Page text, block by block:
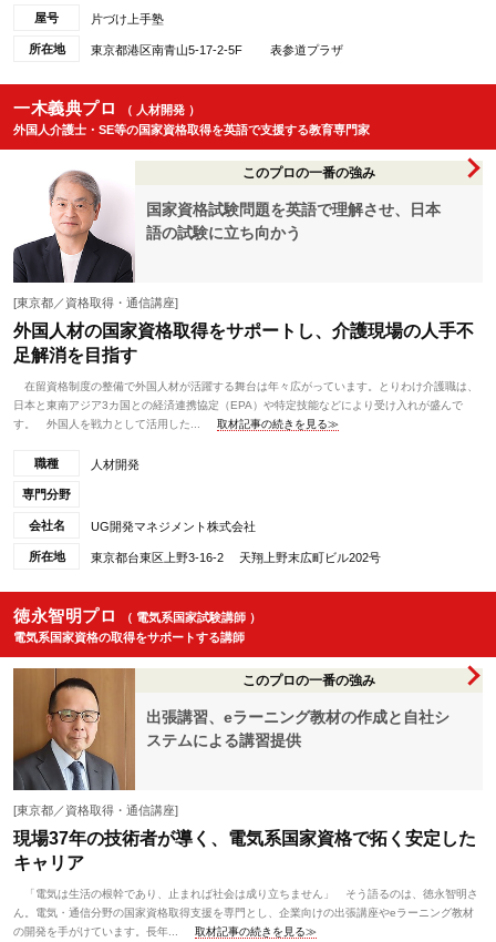
屋号
片づけ上手塾
所在地 東京都港区南青山5-17-2-5F 表参道プラザ
一木義典プロ
（ 人材開発 ）
外国人介護士・SE等の国家資格取得を英語で支援する教育専門家
このプロの一番の強み
国家資格試験問題を英語で理解させ、日本
語の試験に立ち向かう
[東京都／資格取得・通信講座]
外国人材の国家資格取得をサポートし、介護現場の人手不
足解消を目指す
在留資格制度の整備で外国人材が活躍する舞台は年々広がっています。とりわけ介護職は、
日本と東南アジア3カ国との経済連携協定（EPA）や特定技能などにより受け入れが盛んで
す。 外国人を戦力として活用した...
取材記事の続きを見る≫
職種 人材開発
専門分野
会社名 UG開発マネジメント株式会社
所在地 東京都台東区上野3-16-2 天翔上野末広町ビル202号
徳永智明プロ
（ 電気系国家試験講師 ）
電気系国家資格の取得をサポートする講師
このプロの一番の強み
出張講習、eラーニング教材の作成と自社シ
ステムによる講習提供
[東京都／資格取得・通信講座]
現場37年の技術者が導く、電気系国家資格で拓く安定した
キャリア
「電気は生活の根幹であり、止まれば社会は成り立ちません」 そう語るのは、徳永智明さ
ん。電気・通信分野の国家資格取得支援を専門とし、企業向けの出張講座やeラーニング教材
の開発を手がけています。長年...
取材記事の続きを見る≫